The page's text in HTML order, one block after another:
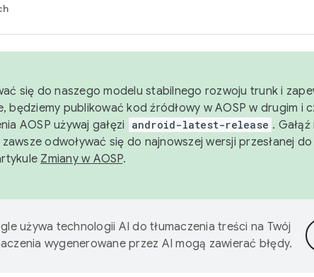
się do naszego modelu stabilnego rozwoju trunk i
będziemy publikować kod źródłowy w AOSP w drugim i
AOSP używaj gałęzi
android-latest-release .
odwoływać się do najnowszej wersji przesłanej do
Zmiany w AOSP.
używa technologii AI do tłumaczenia treści na Twój
wygenerowane przez AI mogą zawierać błędy.